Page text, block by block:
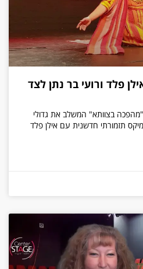
פלד ורועי בר נתן לצד
בצוותא" המשלב את גדולי
תזמורתי חדשנית עם אילן פלד